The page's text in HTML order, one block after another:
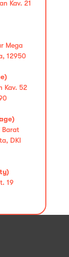
Kav. 21
Mega
12950
Kav. 52
Barat
DKI
19